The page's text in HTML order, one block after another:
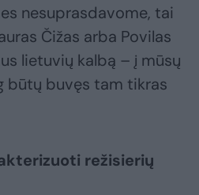
nesuprasdavome, tai
Čižas arba Povilas
lietuvių kalbą – į mūsų
būtų buvęs tam tikras
režisierių